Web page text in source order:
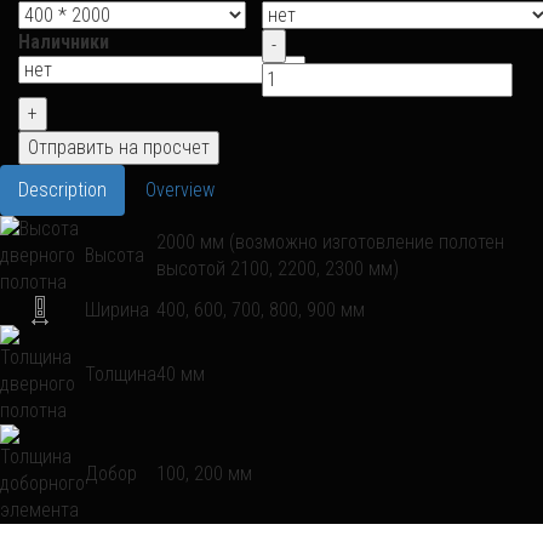
Наличники
Description Overview
Высота
2000 мм (возможно изготовление полотен
высотой 2100, 2200, 2300 мм)
Ширина 400, 600, 700, 800, 900 мм
Толщина40 мм
Добор 100, 200 мм